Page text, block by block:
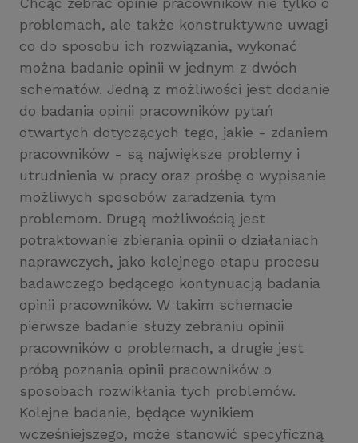
problemach, ale także konstruktywne uwagi
co do sposobu ich rozwiązania, wykonać
można badanie opinii w jednym z dwóch
schematów. Jedną z możliwości jest dodanie
do badania opinii pracowników pytań
otwartych dotyczących tego, jakie - zdaniem
pracowników - są największe problemy i
utrudnienia w pracy oraz prośbę o wypisanie
możliwych sposobów zaradzenia tym
problemom. Drugą możliwością jest
potraktowanie zbierania opinii o działaniach
naprawczych, jako kolejnego etapu procesu
badawczego będącego kontynuacją badania
opinii pracowników. W takim schemacie
pierwsze badanie służy zebraniu opinii
pracowników o problemach, a drugie jest
próbą poznania opinii pracowników o
sposobach rozwikłania tych problemów.
Kolejne badanie, będące wynikiem
wcześniejszego, może stanowić specyficzną